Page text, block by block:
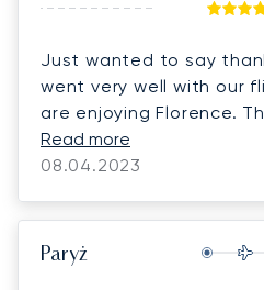
Just wanted to say
went very well with our
are enjoying Florence.
helpful service.
Read more
08.04.2023
Paryż